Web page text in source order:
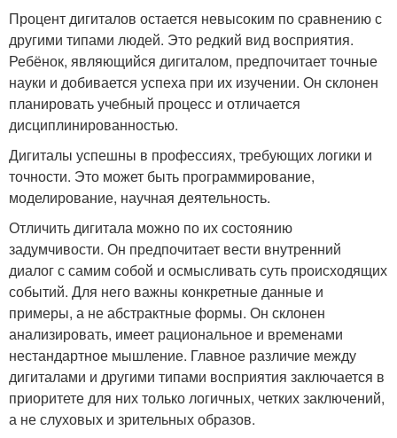
Процент дигиталов остается невысоким по сравнению с
другими типами людей. Это редкий вид восприятия.
Ребёнок, являющийся дигиталом, предпочитает точные
науки и добивается успеха при их изучении. Он склонен
планировать учебный процесс и отличается
дисциплинированностью.
Дигиталы успешны в профессиях, требующих логики и
точности. Это может быть программирование,
моделирование, научная деятельность.
Отличить дигитала можно по их состоянию
задумчивости. Он предпочитает вести внутренний
диалог с самим собой и осмысливать суть происходящих
событий. Для него важны конкретные данные и
примеры, а не абстрактные формы. Он склонен
анализировать, имеет рациональное и временами
нестандартное мышление. Главное различие между
дигиталами и другими типами восприятия заключается в
приоритете для них только логичных, четких заключений,
а не слуховых и зрительных образов.